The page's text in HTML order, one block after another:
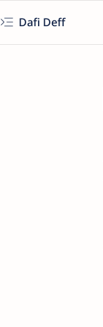
Dafi Deff